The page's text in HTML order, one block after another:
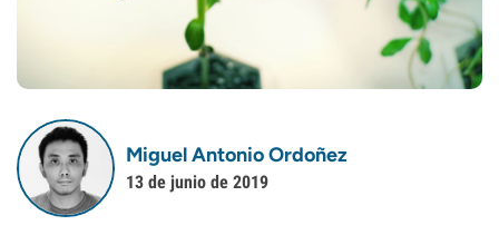
Miguel Antonio Ordoñez
13 de junio de 2019